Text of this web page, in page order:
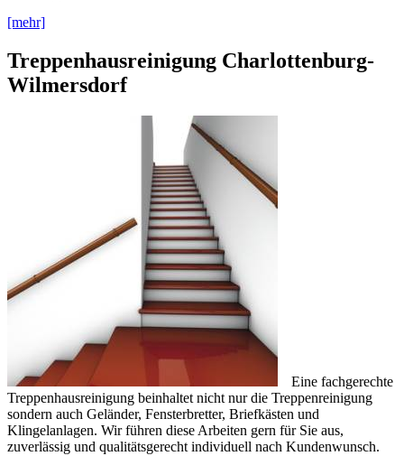
[mehr]
Treppenhausreinigung Charlottenburg-
Wilmersdorf
Eine fachgerechte
Treppenhausreinigung beinhaltet nicht nur die Treppenreinigung
sondern auch Geländer, Fensterbretter, Briefkästen und
Klingelanlagen. Wir führen diese Arbeiten gern für Sie aus,
zuverlässig und qualitätsgerecht individuell nach Kundenwunsch.